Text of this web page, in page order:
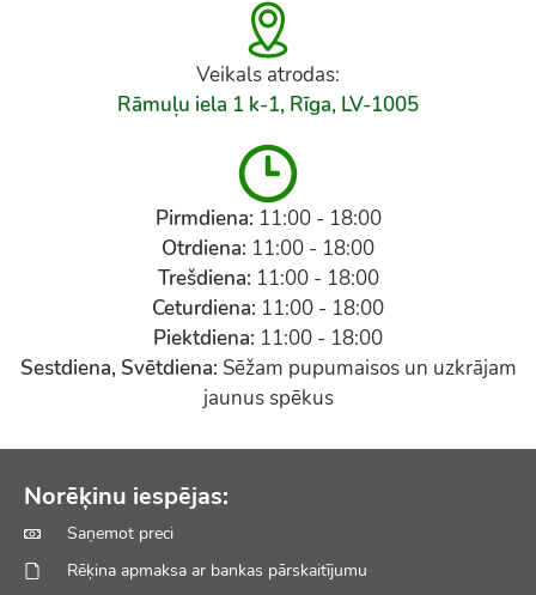
Veikals atrodas:
Rāmuļu iela 1 k-1, Rīga, LV-1005
Pirmdiena: 11:00 - 18:00
Otrdiena: 11:00 - 18:00
Trešdiena: 11:00 - 18:00
Ceturdiena: 11:00 - 18:00
Piektdiena: 11:00 - 18:00
Sestdiena, Svētdiena: Sēžam pupumaisos un uzkrājam
jaunus spēkus
Norēķinu iespējas:
Saņemot preci
Rēķina apmaksa ar bankas pārskaitījumu